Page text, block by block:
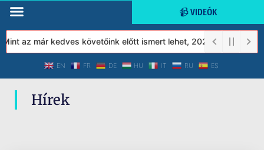
📹 VIDEÓK
az már kedves követőink előtt ismert lehet, 2023-tól a
EN FR DE HU IT RU ES
Hírek